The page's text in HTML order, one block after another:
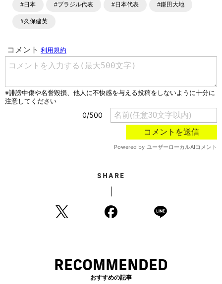
ます。「X」「Instagram」「YouTube」「TikTok」など、
#日本 #ブラジル代表 #日本代表 #鎌田大地
#久保建英
SHARE
RECOMMENDED
おすすめの記事